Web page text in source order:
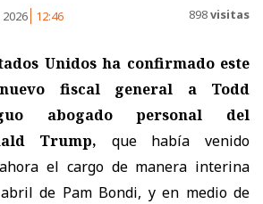
12:46 898visitas
Unidos ha confirmado este
fiscal general a Todd
abogado personal del
Trump, que había venido
el cargo de manera interina
de Pam Bondi, y en medio de